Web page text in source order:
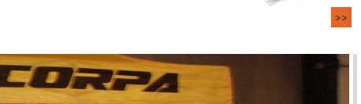
>>